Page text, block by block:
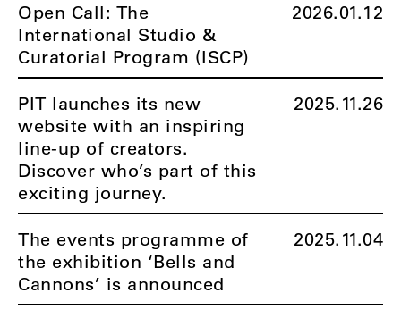
Open Call: The
International Studio &
Curatorial Program (ISCP)
2026.01.12
PIT launches its new
website with an inspiring
line-up of creators.
Discover who’s part of this
exciting journey.
2025.11.26
The events programme of
the exhibition ‘Bells and
Cannons’ is announced
2025.11.04